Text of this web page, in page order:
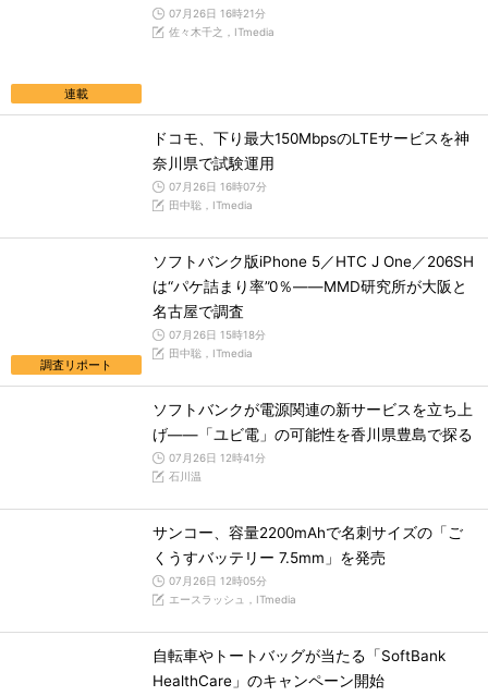
連載
07月26日 16時21分
佐々木千之，ITmedia
ドコモ、下り最大150MbpsのLTEサービスを神
奈川県で試験運用
07月26日 16時07分
田中聡，ITmedia
調査リポート
ソフトバンク版iPhone 5／HTC J One／206SH
は“パケ詰まり率”0％――MMD研究所が大阪と
名古屋で調査
07月26日 15時18分
田中聡，ITmedia
ソフトバンクが電源関連の新サービスを立ち上
げ――「ユビ電」の可能性を香川県豊島で探る
07月26日 12時41分
石川温
サンコー、容量2200mAhで名刺サイズの「ご
くうすバッテリー 7.5mm」を発売
07月26日 12時05分
エースラッシュ，ITmedia
自転車やトートバッグが当たる「SoftBank
HealthCare」のキャンペーン開始